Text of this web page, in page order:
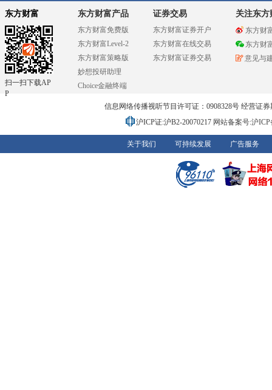
东方财富
扫一扫下载AP
P
东方财富产品
东方财富免费版
东方财富Level-2
东方财富策略版
妙想投研助理
Choice金融终端
证券交易
东方财富证券开户
东方财富在线交易
东方财富证券交易
关注东方
东方财
东方财
意见与
信息网络传播视听节目许可证：0908328号 经营证
沪ICP证:沪B2-20070217 网站备案号:沪
关于我们 可持续发展 广告服务